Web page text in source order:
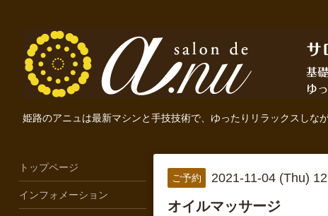
姫路のアニュは最新マシンと手技技術で、ゆったりリラックスしな
ご予約 2021-11-04 (Thu)
オイルマッサージ
トップページ
インフォメーション